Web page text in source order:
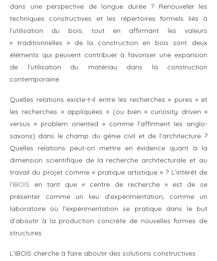
dans une perspective de longue durée ? Renouveler les
techniques constructives et les répertoires formels liés à
l’utilisation du bois, tout en affirmant les valeurs
« traditionnelles » de la construction en bois sont deux
éléments qui peuvent contribuer à favoriser une expansion
de l’utilisation du matériau dans la construction
contemporaine.
Quelles relations existe-t-il entre les recherches « pures » et
les recherches « appliquées » (ou bien « curiosity driven »
versus « problem oriented » comme l’affirment les anglo-
saxons) dans le champ du génie civil et de l’architecture ?
Quelles relations peut-on mettre en évidence quant à la
dimension scientifique de la recherche architecturale et au
travail du projet comme « pratique artistique » ? L’intérêt de
l’IBOIS en tant que « centre de recherche » est de se
présenter comme un lieu d’expérimentation, comme un
laboratoire où l’expérimentation se pratique dans le but
d’aboutir à la production concrète de nouvelles formes de
structures.
L’IBOIS cherche à faire aboutir des solutions constructives